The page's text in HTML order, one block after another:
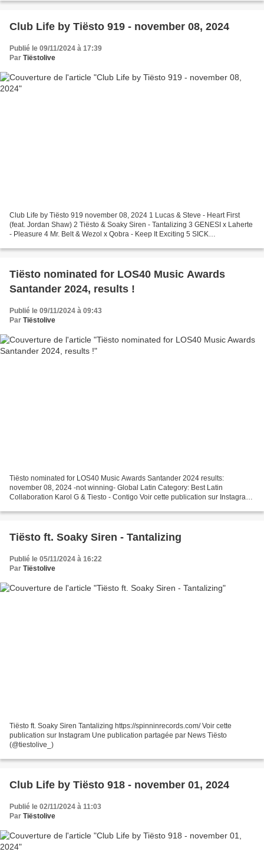
Club Life by Tiësto 919 - november 08, 2024
Publié le 09/11/2024 à 17:39
Par Tiëstolive
Club Life by Tiësto 919 november 08, 2024 1 Lucas & Steve - Heart First
(feat. Jordan Shaw) 2 Tiësto & Soaky Siren - Tantalizing 3 GENESI x Laherte
- Pleasure 4 Mr. Belt & Wezol x Qobra - Keep It Exciting 5 SICK
Tiësto nominated for LOS40 Music Awards
Santander 2024, results !
Publié le 09/11/2024 à 09:43
Par Tiëstolive
Tiësto nominated for LOS40 Music Awards Santander 2024 results:
november 08, 2024 -not winning- Global Latin Category: Best Latin
Collaboration Karol G & Tiesto - Contigo Voir cette publication sur Instagram
Tiësto ft. Soaky Siren - Tantalizing
Publié le 05/11/2024 à 16:22
Par Tiëstolive
Tiësto ft. Soaky Siren Tantalizing https://spinninrecords.com/ Voir cette
publication sur Instagram Une publication partagée par News Tiësto
(@tiestolive_)
Club Life by Tiësto 918 - november 01, 2024
Publié le 02/11/2024 à 11:03
Par Tiëstolive